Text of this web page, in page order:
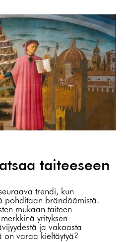
taiteeseen
trendi, kun
pohditaan brändäämistä.
mukaan taiteen
yrityksen
ja vakaasta
on varaa kieltäytyä?